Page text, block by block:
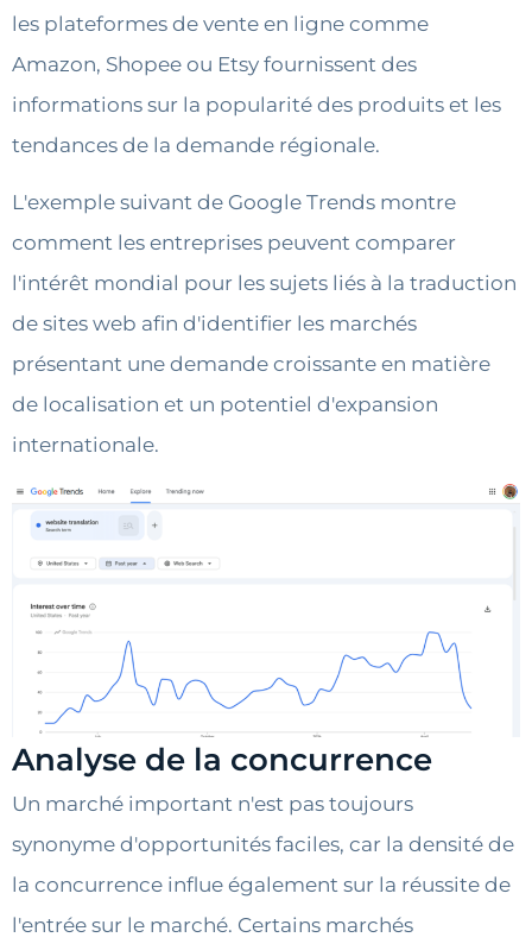
les plateformes de vente en ligne comme
Amazon, Shopee ou Etsy fournissent des
informations sur la popularité des produits et les
tendances de la demande régionale.
L'exemple suivant de Google Trends montre
comment les entreprises peuvent comparer
l'intérêt mondial pour les sujets liés à la traduction
de sites web afin d'identifier les marchés
présentant une demande croissante en matière
de localisation et un potentiel d'expansion
internationale.
Analyse de la concurrence
Un marché important n'est pas toujours
synonyme d'opportunités faciles, car la densité de
la concurrence influe également sur la réussite de
l'entrée sur le marché. Certains marchés